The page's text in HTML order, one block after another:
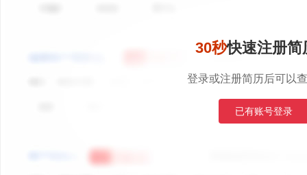
30秒快速注册简
登录或注册简历后可以
已有账号登录